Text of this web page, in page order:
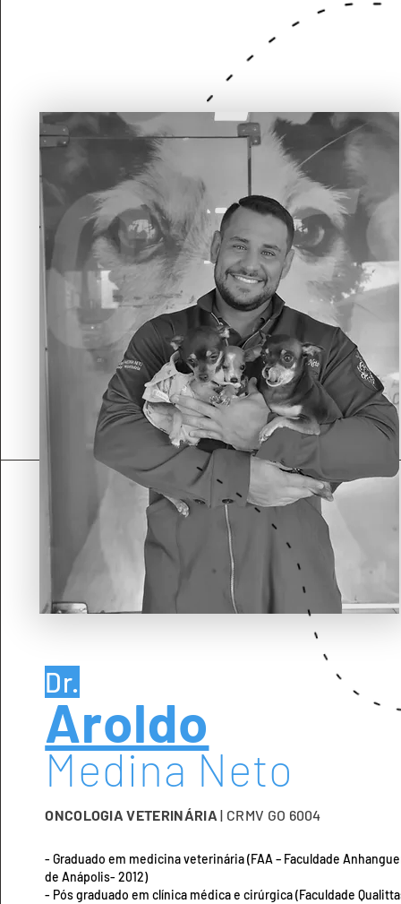
Dr.
Aroldo
Medina Neto
ONCOLOGIA VETERINÁRIA | CRMV GO 6004
- Graduado em medicina veterinária (FAA – Faculdade
de Anápolis- 2012)
- Pós graduado em clínica médica e cirúrgica (Faculdade